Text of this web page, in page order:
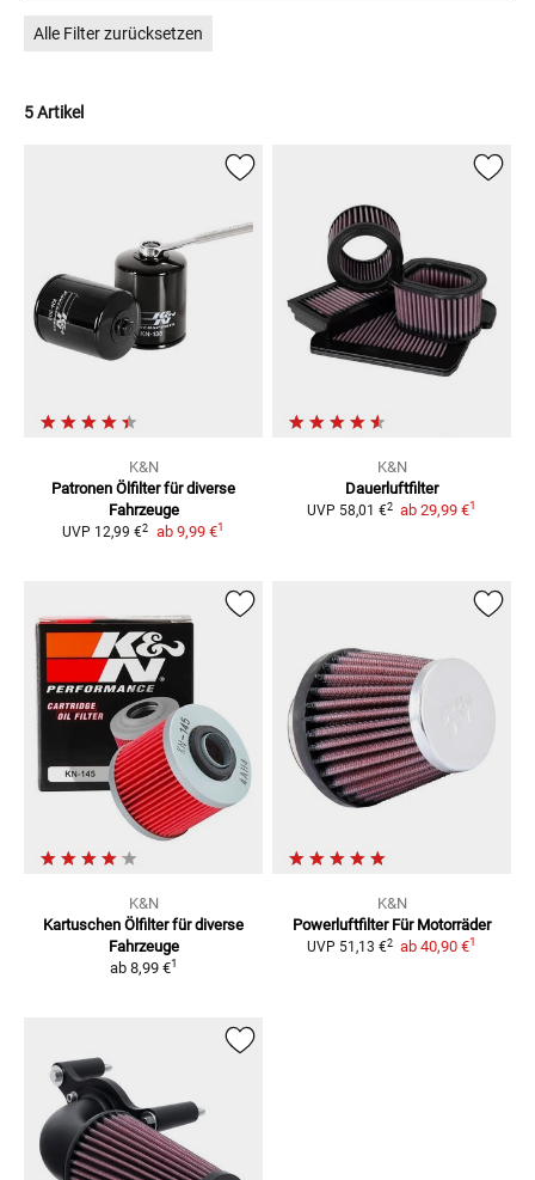
Alle Filter zurücksetzen
5 Artikel
K&N
Patronen Ölfilter für diverse
Fahrzeuge
UVP 12,99 €2 ab 9,99 €1
K&N
Dauerluftfilter
UVP 58,01 €2 ab 29,99 €1
K&N
Kartuschen Ölfilter für diverse
Fahrzeuge
ab 8,99 €1
K&N
Powerluftfilter Für Motorräder
UVP 51,13 €2 ab 40,90 €1